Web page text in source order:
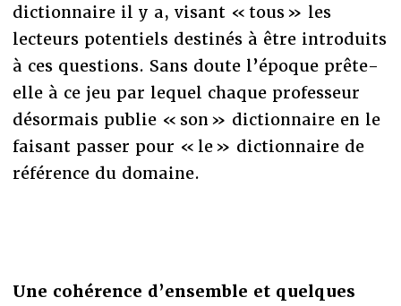
dictionnaire il y a, visant « tous » les
lecteurs potentiels destinés à être introduits
à ces questions. Sans doute l’époque prête-
elle à ce jeu par lequel chaque professeur
désormais publie « son » dictionnaire en le
faisant passer pour « le » dictionnaire de
référence du domaine.
Une cohérence d’ensemble et quelques